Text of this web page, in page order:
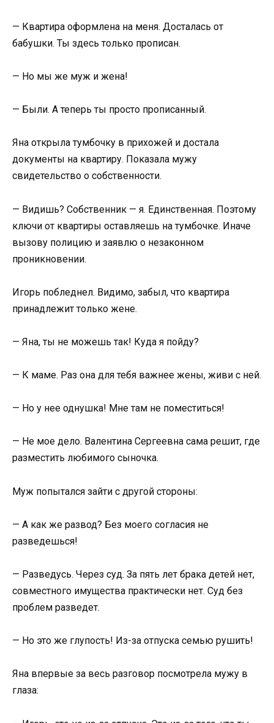
— Квартира оформлена на меня. Досталась от
бабушки. Ты здесь только прописан.
— Но мы же муж и жена!
— Были. А теперь ты просто прописанный.
Яна открыла тумбочку в прихожей и достала
документы на квартиру. Показала мужу
свидетельство о собственности.
— Видишь? Собственник — я. Единственная. Поэтому
ключи от квартиры оставляешь на тумбочке. Иначе
вызову полицию и заявлю о незаконном
проникновении.
Игорь побледнел. Видимо, забыл, что квартира
принадлежит только жене.
— Яна, ты не можешь так! Куда я пойду?
— К маме. Раз она для тебя важнее жены, живи с ней.
— Но у нее однушка! Мне там не поместиться!
— Не мое дело. Валентина Сергеевна сама решит, где
разместить любимого сыночка.
Муж попытался зайти с другой стороны:
— А как же развод? Без моего согласия не
разведешься!
— Разведусь. Через суд. За пять лет брака детей нет,
совместного имущества практически нет. Суд без
проблем разведет.
— Но это же глупость! Из-за отпуска семью рушить!
Яна впервые за весь разговор посмотрела мужу в
глаза: